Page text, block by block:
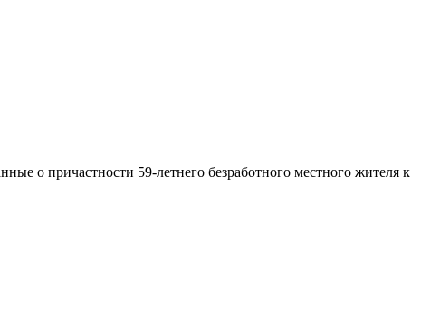
о причастности 59-летнего безработного местного жителя к